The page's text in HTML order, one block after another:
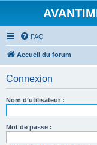
FAQ
Accueil du forum
Connexion
Nom d’utilisateur :
Mot de passe :